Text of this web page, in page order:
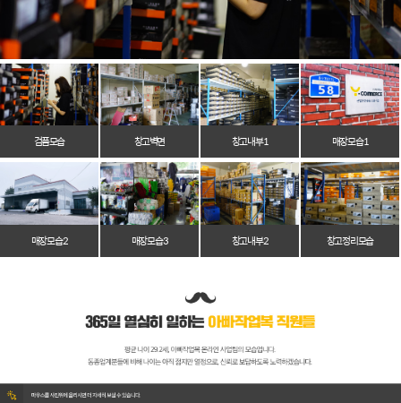
검품모습 창고벽면 창고 내부 1 매장 모습 1
매장 모습 2 매장 모습 3 창고 내부 2 창고 정리 모습